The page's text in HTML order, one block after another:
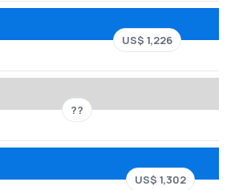
US$ 1,226
??
US$ 1,302